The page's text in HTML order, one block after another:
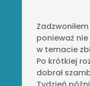
ponieważ
w temacie
Po krótkiej
dobrał